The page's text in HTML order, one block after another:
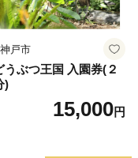
戸市
うぶつ王国 入園券(２
)
15,000円